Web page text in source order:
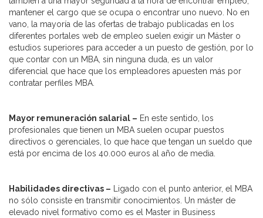
mantener el cargo que se ocupa o encontrar uno nuevo. No en
vano, la mayoría de las ofertas de trabajo publicadas en los
diferentes portales web de empleo suelen exigir un Máster o
estudios superiores para acceder a un puesto de gestión, por lo
que contar con un MBA, sin ninguna duda, es un valor
diferencial que hace que los empleadores apuesten más por
contratar perfiles MBA.
Mayor remuneración salarial – En este sentido, los
profesionales que tienen un MBA suelen ocupar puestos
directivos o gerenciales, lo que hace que tengan un sueldo que
está por encima de los 40.000 euros al año de media.
Habilidades directivas – Ligado con el punto anterior, el MBA
no sólo consiste en transmitir conocimientos. Un máster de
elevado nivel formativo como es el Master in Business